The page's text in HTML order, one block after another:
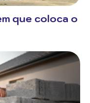
que coloca o